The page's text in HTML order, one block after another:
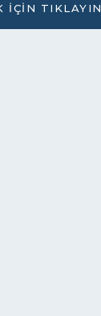
İÇIN TIKLAYIN